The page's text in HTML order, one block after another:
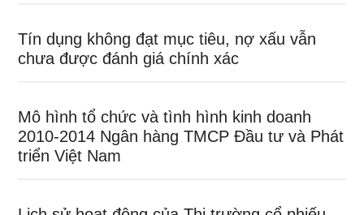
Tín dụng không đạt mục tiêu, nợ xấu vẫn
chưa được đánh giá chính xác
Mô hình tổ chức và tình hình kinh doanh
2010-2014 Ngân hàng TMCP Đầu tư và Phát
triển Việt Nam